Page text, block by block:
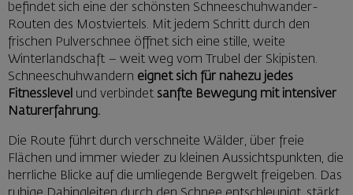
befindet sich eine der schönsten Schneeschuhwander-
Routen des Mostviertels. Mit jedem Schritt durch den
frischen Pulverschnee öffnet sich eine stille, weite
Winterlandschaft – weit weg vom Trubel der Skipisten.
Schneeschuhwandern eignet sich für nahezu jedes
Fitnesslevel und verbindet sanfte Bewegung mit intensiver
Naturerfahrung.
Die Route führt durch verschneite Wälder, über freie
Flächen und immer wieder zu kleinen Aussichtspunkten, die
herrliche Blicke auf die umliegende Bergwelt freigeben. Das